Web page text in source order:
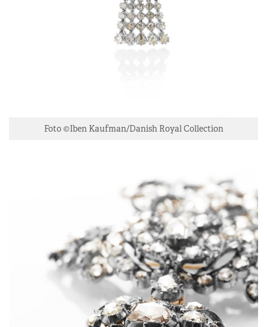
Foto ©Iben Kaufman/Danish Royal Collection